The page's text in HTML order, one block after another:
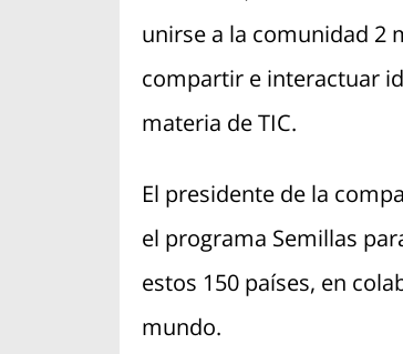
unirse a la comunidad 2
compartir e interactuar
materia de TIC.
El presidente de la
el programa Semillas
estos 150 países, en
mundo.